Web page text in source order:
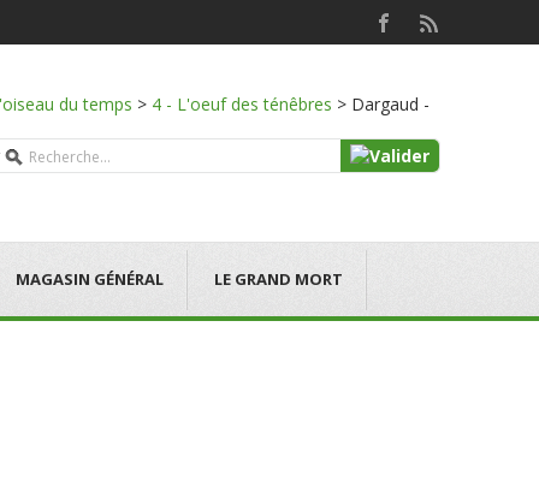
du temps > 4 - L'oeuf des ténêbres > Dargaud -
MAGASIN GÉNÉRAL LE GRAND MORT